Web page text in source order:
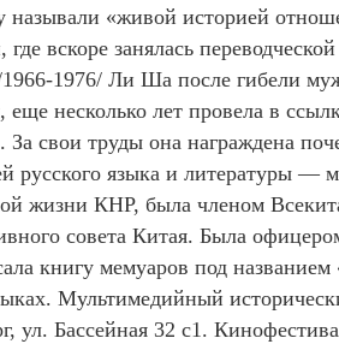
называли «живой историей
вскоре занялась
1976/ Ли Ша после гибели
несколько лет провела в
За свои труды она награждена
русского языка и литературы
жизни КНР, была членом
совета Китая. Была
книгу мемуаров под
Мультимедийный
ул. Бассейная 32 с1.